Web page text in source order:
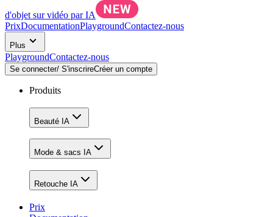
d'objet sur vidéo par IA
PrixDocumentationPlaygroundContactez-nous
Plus
PlaygroundContactez-nous
Se connecter/ S'inscrireCréer un compte
Produits
Beauté IA
Mode & sacs IA
Retouche IA
Prix